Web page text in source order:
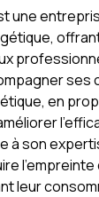
une
ses
en
à son
leur